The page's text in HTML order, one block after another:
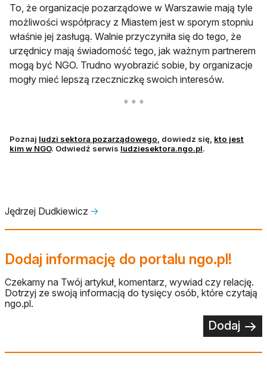
To, że organizacje pozarządowe w Warszawie mają tyle
możliwości współpracy z Miastem jest w sporym stopniu
właśnie jej zasługą. Walnie przyczyniła się do tego, że
urzędnicy mają świadomość tego, jak ważnym partnerem
mogą być NGO. Trudno wyobrazić sobie, by organizacje
mogły mieć lepszą rzeczniczkę swoich interesów.
Poznaj ludzi sektora pozarządowego , dowiedz się, kto jest
kim w NGO. Odwiedź serwis ludziesektora.ngo.pl.
Jędrzej Dudkiewicz 🡢
Dodaj informację do portalu ngo.pl!
Czekamy na Twój artykuł, komentarz, wywiad czy relację.
Dotrzyj ze swoją informacją do tysięcy osób, które czytają
ngo.pl.
Dodaj